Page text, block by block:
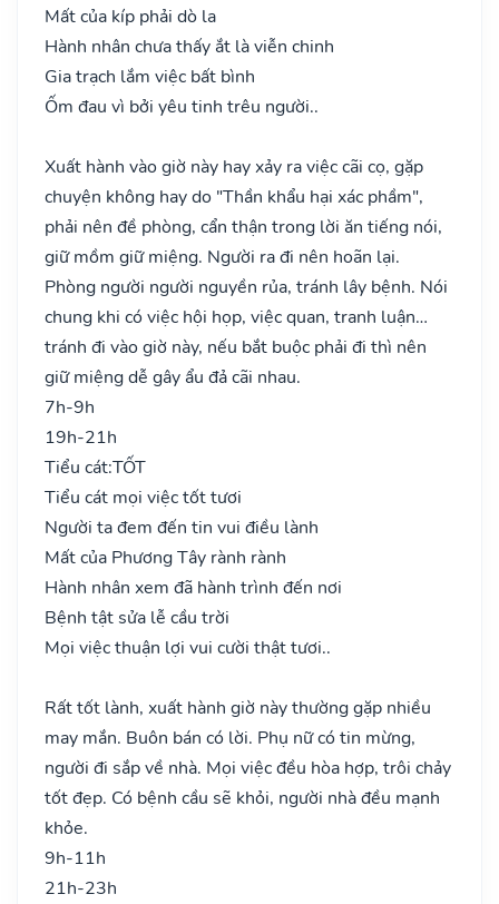
Mất của kíp phải dò la
Hành nhân chưa thấy ắt là viễn chinh
Gia trạch lắm việc bất bình
Ốm đau vì bởi yêu tinh trêu người..
Xuất hành vào giờ này hay xảy ra việc cãi cọ, gặp
chuyện không hay do "Thần khẩu hại xác phầm",
phải nên đề phòng, cẩn thận trong lời ăn tiếng nói,
giữ mồm giữ miệng. Người ra đi nên hoãn lại.
Phòng người người nguyền rủa, tránh lây bệnh. Nói
chung khi có việc hội họp, việc quan, tranh luận…
tránh đi vào giờ này, nếu bắt buộc phải đi thì nên
giữ miệng dễ gây ẩu đả cãi nhau.
7h-9h
19h-21h
Tiểu cát:TỐT
Tiểu cát mọi việc tốt tươi
Người ta đem đến tin vui điều lành
Mất của Phương Tây rành rành
Hành nhân xem đã hành trình đến nơi
Bệnh tật sửa lễ cầu trời
Mọi việc thuận lợi vui cười thật tươi..
Rất tốt lành, xuất hành giờ này thường gặp nhiều
may mắn. Buôn bán có lời. Phụ nữ có tin mừng,
người đi sắp về nhà. Mọi việc đều hòa hợp, trôi chảy
tốt đẹp. Có bệnh cầu sẽ khỏi, người nhà đều mạnh
khỏe.
9h-11h
21h-23h